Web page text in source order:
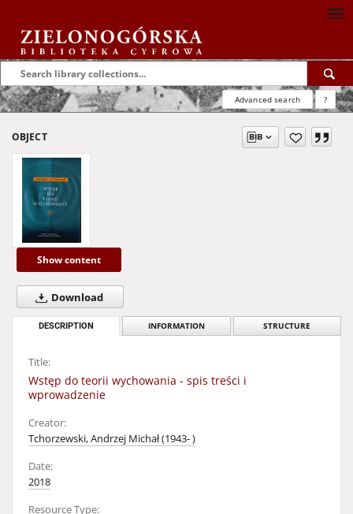
Advanced search ?
OBJECT
Show content
Download
DESCRIPTION INFORMATION STRUCTURE
Title:
Wstęp do teorii wychowania - spis treści i
wprowadzenie
Creator:
Tchorzewski, Andrzej Michał (1943- )
Date:
2018
Resource Type: